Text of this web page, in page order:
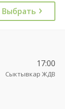
Выбрать
17:00
Сыктывкар ЖДВ